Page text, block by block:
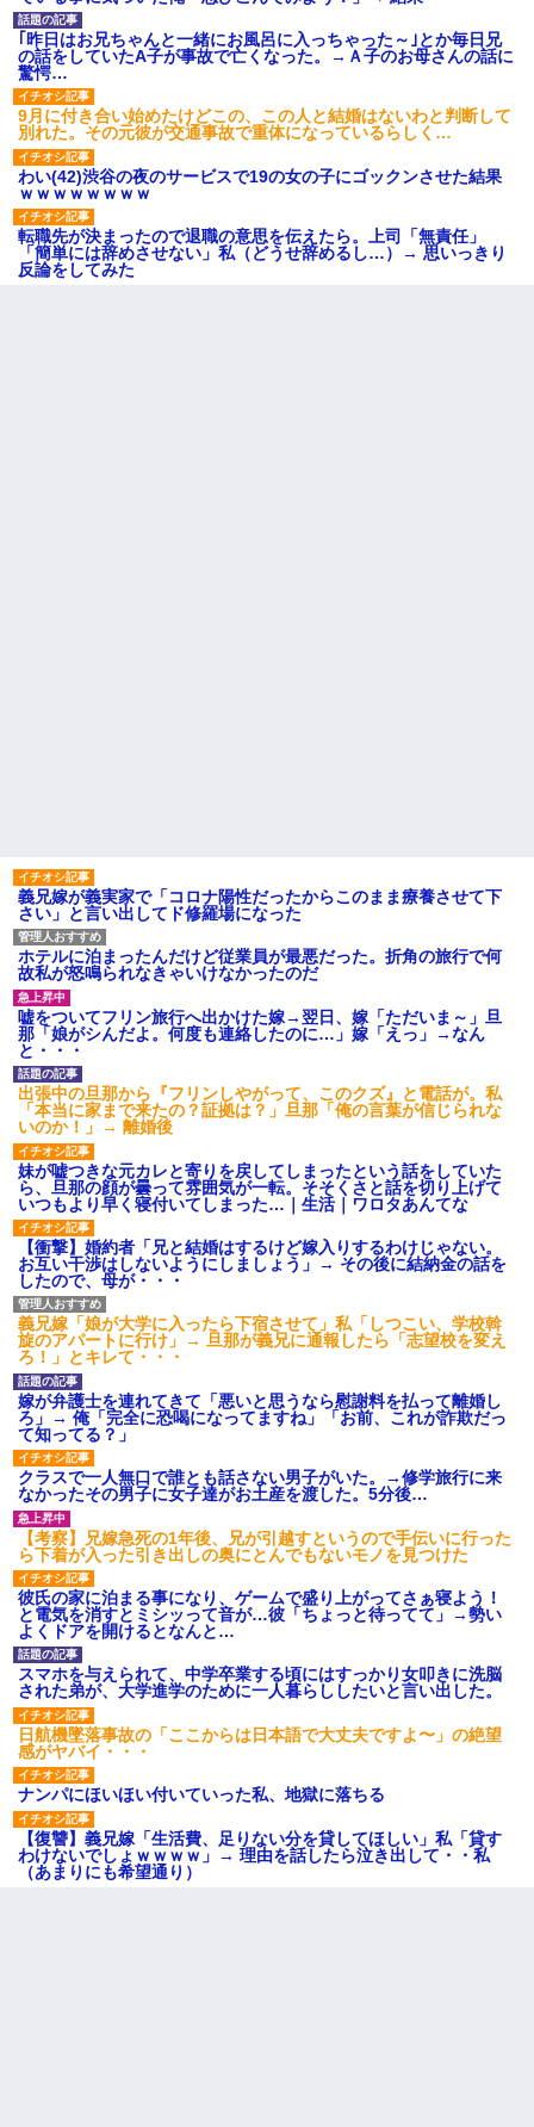
｢昨日はお兄ちゃんと一緒にお風呂に入っちゃった～｣とか毎日兄
の話をしていたA子が事故で亡くなった。→Ａ子のお母さんの話に
驚愕…
9月に付き合い始めたけどこの、この人と結婚はないわと判断して
別れた。その元彼が交通事故で重体になっているらしく…
わい(42)渋谷の夜のサービスで19の女の子にゴックンさせた結果
ｗｗｗｗｗｗｗｗ
転職先が決まったので退職の意思を伝えたら。上司「無責任」
「簡単には辞めさせない」私（どうせ辞めるし…）→ 思いっきり
反論をしてみた
義兄嫁が義実家で「コロナ陽性だったからこのまま療養させて下
さい」と言い出してド修羅場になった
ホテルに泊まったんだけど従業員が最悪だった。折角の旅行で何
故私が怒鳴られなきゃいけなかったのだ
嘘をついてフリン旅行へ出かけた嫁→翌日、嫁「ただいま～」旦
那「娘がシんだよ。何度も連絡したのに…」嫁「えっ」→なん
と・・・
出張中の旦那から『フリンしやがって、このクズ』と電話が。私
「本当に家まで来たの？証拠は？」旦那「俺の言葉が信じられな
いのか！」→ 離婚後
妹が嘘つきな元カレと寄りを戻してしまったという話をしていた
ら、旦那の顔が曇って雰囲気が一転。そそくさと話を切り上げて
いつもより早く寝付いてしまった…｜生活｜ワロタあんてな
【衝撃】婚約者「兄と結婚はするけど嫁入りするわけじゃない。
お互い干渉はしないようにしましょう」→ その後に結納金の話を
したので、母が・・・
義兄嫁「娘が大学に入ったら下宿させて」私「しつこい、学校斡
旋のアパートに行け」→ 旦那が義兄に通報したら「志望校を変え
ろ！」とキレて・・・
嫁が弁護士を連れてきて「悪いと思うなら慰謝料を払って離婚し
ろ」→ 俺「完全に恐喝になってますね」「お前、これが詐欺だっ
て知ってる？」
クラスで一人無口で誰とも話さない男子がいた。→修学旅行に来
なかったその男子に女子達がお土産を渡した。5分後…
【考察】兄嫁急死の1年後、兄が引越すというので手伝いに行った
ら下着が入った引き出しの奥にとんでもないモノを見つけた
彼氏の家に泊まる事になり、ゲームで盛り上がってさぁ寝よう！
と電気を消すとミシッって音が…彼「ちょっと待ってて」→勢い
よくドアを開けるとなんと…
スマホを与えられて、中学卒業する頃にはすっかり女叩きに洗脳
された弟が、大学進学のために一人暮らししたいと言い出した。
日航機墜落事故の「ここからは日本語で大丈夫ですよ〜」の絶望
感がヤバイ・・・
ナンパにほいほい付いていった私、地獄に落ちる
【復讐】義兄嫁「生活費、足りない分を貸してほしい」私「貸す
わけないでしょｗｗｗｗ」→ 理由を話したら泣き出して・・私
（あまりにも希望通り）